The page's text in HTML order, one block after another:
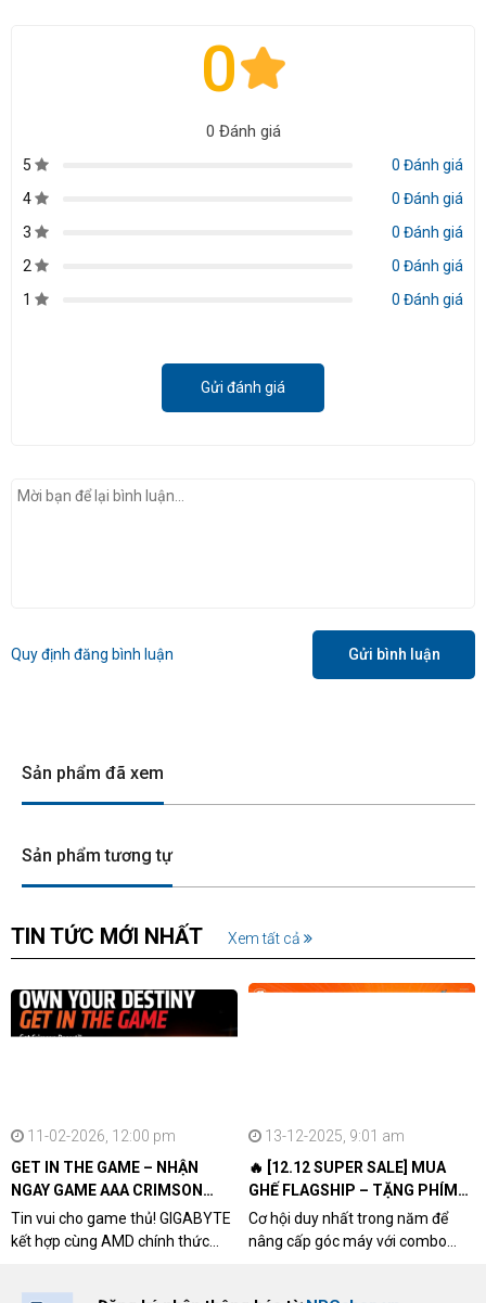
0
0 Đánh giá
5
0 Đánh giá
4
0 Đánh giá
3
0 Đánh giá
2
0 Đánh giá
1
0 Đánh giá
Gửi đánh giá
Quy định đăng bình luận Gửi bình luận
Sản phẩm đã xem
Sản phẩm tương tự
TIN TỨC MỚI NHẤT Xem tất cả
11-02-2026, 12:00 pm
GET IN THE GAME – NHẬN
NGAY GAME AAA CRIMSON
DESERT CÙNG GIGABYTE &
AMD
Tin vui cho game thủ! GIGABYTE
kết hợp cùng AMD chính thức
13-12-2025, 9:01 am
🔥 [12.12 SUPER SALE] MUA
GHẾ FLAGSHIP – TẶNG PHÍM
CƠ XỊN
Cơ hội duy nhất trong năm để
nâng cấp góc máy với combo